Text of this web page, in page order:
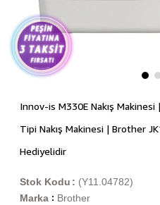
Innov-is M330E Nakış
Tipi Nakış Makinesi | Brother
Hediyelidir
(Y11.04782)
Stok Kodu
Marka : Brother